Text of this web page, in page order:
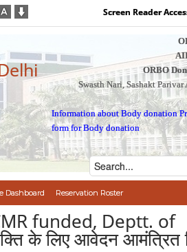
Screen Reader
ORBO
Swasth Nari, Sashakt
Information about Body donation
form for Body donation
Dashboard Reservation Roster
funded, Deptt. of
के लिए आवेदन आमंत्रित